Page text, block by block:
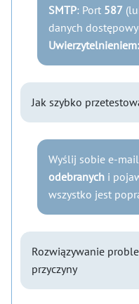
SMTP: Port 587
danych
Jak szybko
Wyślij sobie e-
odebranych i
wszystko jest
Rozwiązywanie
przyczyny